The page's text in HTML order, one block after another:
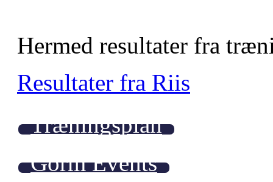
Hermed resultater fra
Resultater fra Riis
Træningsplan
Gorm Events